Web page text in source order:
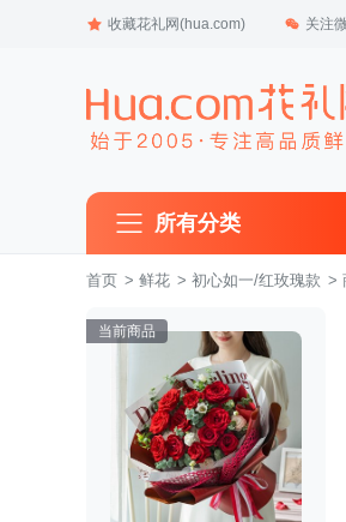
收藏花礼网(hua.com) 关注
所有分类
首页 > 鲜花 > 初心如一/红玫瑰款 >
当前商品